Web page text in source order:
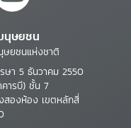
นุษยชน
ษยชนแห่งชาติ
ษา 5 ธันวาคม 2550
ารบี) ชั้น 7
สองห้อง เขตหลักสี่